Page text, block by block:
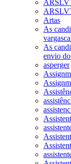
Artas
As
As
envio
asperger